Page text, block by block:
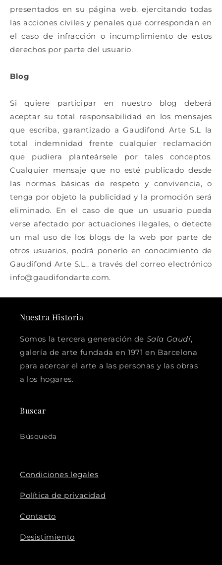
presentados en su página web, ejercitando todas
las acciones civiles y penales que correspondan en
el caso de infracción o incumplimiento de estos
derechos por parte del usuario.
Blog
Si quiere participar en nuestro blog deberá
aceptar su total responsabilidad en los mensajes
que escriba, garantizado a Gaudifond Arte S.L la
total indemnidad frente cualquier reclamación
que pudiera planteársele por tales conceptos.
Cualquier mensaje que no esté publicado desde
las normas básicas de respeto y convivencia, o
tenga por objeto la publicidad y la promoción será
eliminado. En el caso de que un usuario pueda
verse afectado por actuaciones ilegales, o detecte
un mal uso de los blogs de la web por parte de
otros usuarios, podrá ponerlo en conocimiento de
Gaudifond Arte S.L., a través del correo electrónico
info@gaudifondarte.com.
Nuestra Historia
Somos la tercera generación de Sala Gaudí,
galería de arte fundada en 1971 en Barcelona
para acercar el arte a las personas y las obras
a los hogares.
Buscar
Búsqueda
Condiciones legales
Política de privacidad
Contacto
Desistimiento